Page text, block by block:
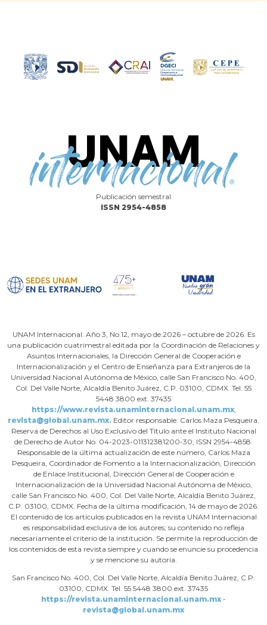
Publicación semestral
ISSN 2954-4858
UNAM Internacional. Año 3, No.12, mayo de 2026 – octubre de 2026. Es
una publicación cuatrimestral editada por la Coordinación de Relaciones y
Asuntos Internacionales, la Dirección General de Cooperación e
Internacionalización y el Centro de Enseñanza para Extranjeros de la
Universidad Nacional Autónoma de México, calle San Francisco No. 400,
Col. Del Valle Norte, Alcaldía Benito Juárez, C.P. 03100, CDMX. Tel. 55
5448 3800 ext. 37435
https://www.revista.unaminternacional.unam.mx,
revista@global.unam.mx. Editor responsable: Carlos Maza Pesqueira.
Reserva de Derechos al Uso Exclusivo del Título ante el Instituto Nacional
de Derecho de Autor No. 04-2023-011312381200-30; ISSN 2954-4858.
Responsable de la última actualización de este número, Carlos Maza
Pesqueira, Coordinador de Fomento a la Internacionalización, Dirección
de Enlace Institucional, Dirección General de Cooperación e
Internacionalización de la Universidad Nacional Autónoma de México,
calle San Francisco No. 400, Col. Del Valle Norte, Alcaldía Benito Juárez,
C.P. 03100, CDMX. Fecha de la última modificación, 14 de mayo de 2026.
El contenido de los artículos publicados en la revista UNAM Internacional
es responsabilidad exclusiva de los autores; su contenido no refleja
necesariamente el criterio de la institución. Se permite la reproducción de
los contenidos de esta revista siempre y cuando se enuncie su procedencia
y se mencione su autoría.
San Francisco No. 400, Col. Del Valle Norte, Alcaldía Benito Juárez, C.P.
03100, CDMX. Tel. 55 5448 3800 ext. 37435
https://revista.unaminternacional.unam.mx -
revista@global.unam.mx